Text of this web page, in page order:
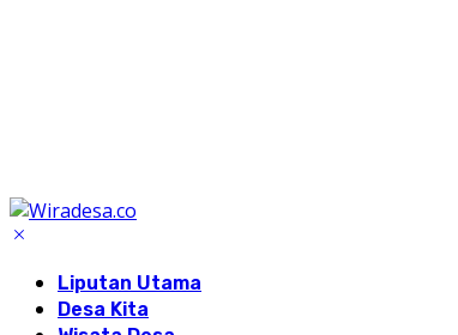
Liputan Utama
Desa Kita